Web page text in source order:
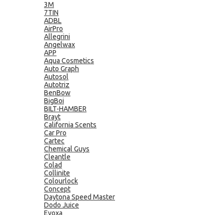
3M
7TIN
ADBL
AirPro
Allegrini
Angelwax
APP
Aqua Cosmetics
Auto Graph
Autosol
Autotriz
BenBow
BigBoi
BILT-HAMBER
Brayt
California Scents
Car Pro
Cartec
Chemical Guys
Cleantle
Colad
Collinite
Colourlock
Concept
Daytona Speed Master
Dodo Juice
Evoxa